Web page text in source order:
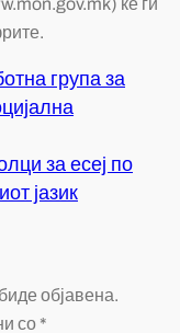
група за
за есеј по
јазик
објавена.
со *